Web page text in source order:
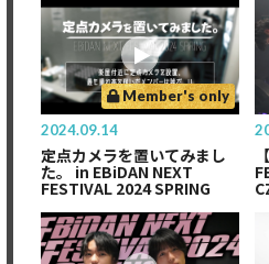
Member's only
2024.09.14
定点カメラを置いてみまし
た。 in EBiDAN NEXT
FESTIVAL 2024 SPRING